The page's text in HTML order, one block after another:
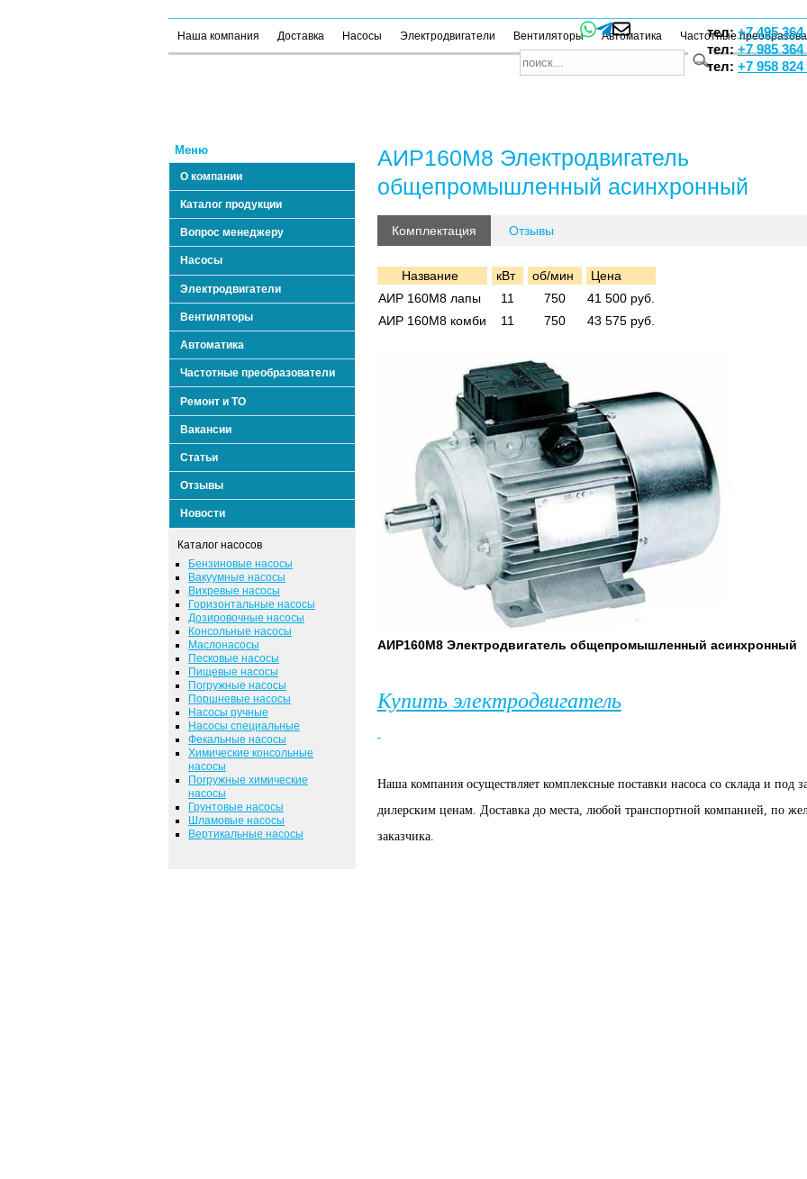
тел:+7 495 364
тел:+7 985 364
тел: +7 958 824
Наша компания Доставка Насосы Электродвигатели Вентиляторы Автоматика Частотные
Меню
О компании
Каталог продукции
Вопрос менеджеру
Насосы
Электродвигатели
Вентиляторы
Автоматика
Частотные преобразователи
Ремонт и ТО
Вакансии
Статьи
Отзывы
Новости
Каталог насосов
Бензиновые насосы
Вакуумные насосы
Вихревые насосы
Горизонтальные насосы
Дозировочные насосы
Консольные насосы
Маслонасосы
Песковые насосы
Пищевые насосы
Погружные насосы
Поршневые насосы
Насосы ручные
Насосы специальные
Фекальные насосы
Химические консольные
насосы
Погружные химические
насосы
Грунтовые насосы
Шламовые насосы
Вертикальные насосы
АИР160М8 Электродвигатель
общепромышленный асинхронный
Комплектация Отзывы
Название кВт об/мин
Цена
АИР 160М8 лапы
11 750
41 500 руб.
АИР 160М8 комби
11 750 43 575 руб.
АИР160М8 Электродвигатель общепромышленный асинхронный
Купить электродвигатель
Наша компания осуществляет комплексные поставки насоса со склада и под
дилерским ценам. Доставка до места, любой транспортной компанией, по
заказчика.